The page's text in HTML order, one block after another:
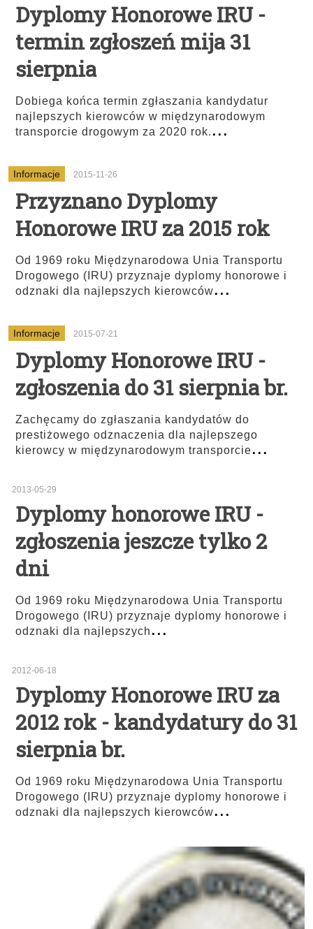
Dyplomy Honorowe IRU -
termin zgłoszeń mija 31
sierpnia
Dobiega końca termin zgłaszania kandydatur
najlepszych kierowców w międzynarodowym
transporcie drogowym za 2020 rok....
Informacje 2015-11-26
Przyznano Dyplomy
Honorowe IRU za 2015 rok
Od 1969 roku Międzynarodowa Unia Transportu
Drogowego (IRU) przyznaje dyplomy honorowe i
odznaki dla najlepszych kierowców...
Informacje 2015-07-21
Dyplomy Honorowe IRU -
zgłoszenia do 31 sierpnia br.
Zachęcamy do zgłaszania kandydatów do
prestiżowego odznaczenia dla najlepszego
kierowcy w międzynarodowym transporcie...
2013-05-29
Dyplomy honorowe IRU -
zgłoszenia jeszcze tylko 2
dni
Od 1969 roku Międzynarodowa Unia Transportu
Drogowego (IRU) przyznaje dyplomy honorowe i
odznaki dla najlepszych...
2012-06-18
Dyplomy Honorowe IRU za
2012 rok - kandydatury do 31
sierpnia br.
Od 1969 roku Międzynarodowa Unia Transportu
Drogowego (IRU) przyznaje dyplomy honorowe i
odznaki dla najlepszych kierowców...